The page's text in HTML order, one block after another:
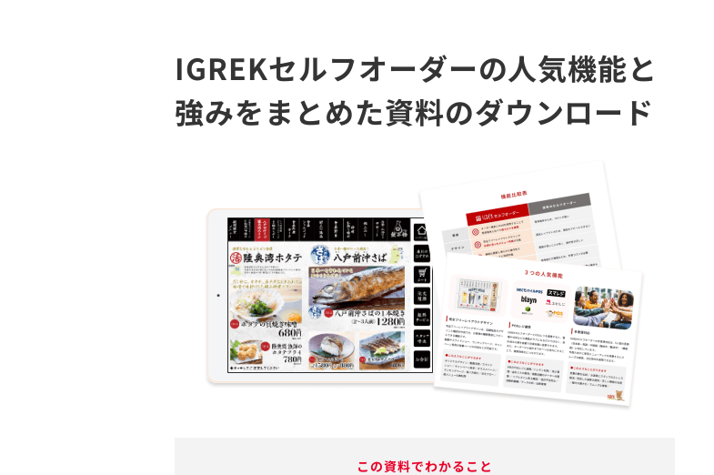
IGREKセルフオーダーの人気機能と
強みをまとめた資料のダウンロード
この資料でわかること